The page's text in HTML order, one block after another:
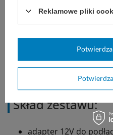
cykl pracy: ciągła
stopień ochrony: IP21
waga: 5,31 kg ( z
wymiary: 35 x 18 x 21
produkcja: Włochy
Skład zestawu:
adapter 12V do
Reklamowe pliki